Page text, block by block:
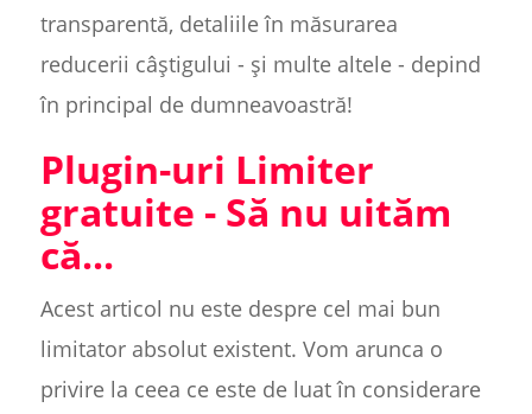
transparentă, detaliile în măsurarea
reducerii câștigului - și multe altele - depind
în principal de dumneavoastră!
Plugin-uri Limiter
gratuite - Să nu uităm
că...
Acest articol nu este despre cel mai bun
limitator absolut existent. Vom arunca o
privire la ceea ce este de luat în considerare